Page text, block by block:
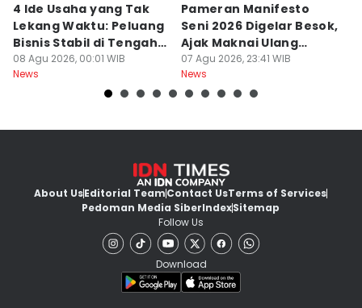
4 Ide Usaha yang Tak
Lekang Waktu: Peluang
Bisnis Stabil di Tengah
Perubahan
08 Agu 2026, 00:01 WIB
News
Pameran Manifesto
Seni 2026 Digelar Besok,
Ajak Maknai Ulang
Maritim
07 Agu 2026, 23:41 WIB
News
About UsEditorial TeamContact UsTerms of Services
Pedoman Media SiberIndexSitemap
Follow Us
Download